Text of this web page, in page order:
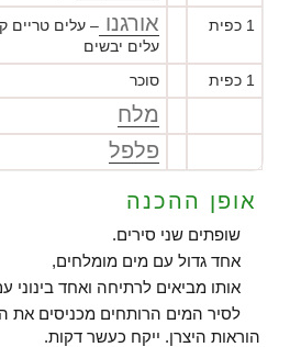
1 כפית אורגנו– עלים טריים
עלים יבשים
1 כפית
סוכר
מלח
פלפל
אופן ההכנה
שופתים שני סירים.
אחד גדול עם מים מומלחים,
אותו מביאים לרתיחה ואחד בינוני
לסיר המים הרותחים מכניסים את
הוראות היצרן. ייקח כעשר דקות.